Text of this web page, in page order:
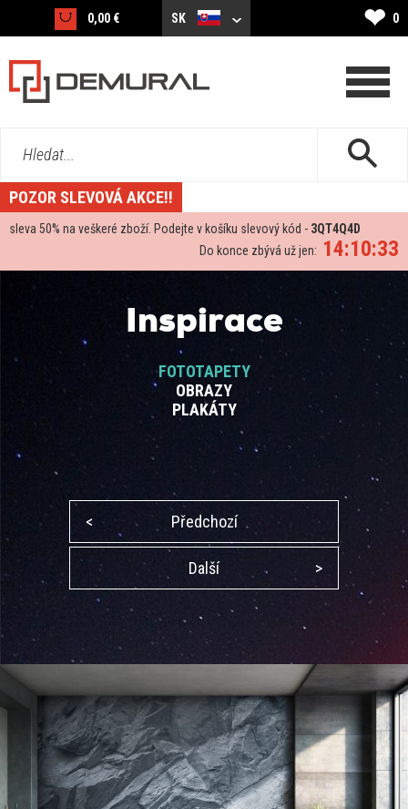
0,00 € SK ❤ 0
Hledat...
POZOR SLEVOVÁ AKCE!!
sleva 50% na veškeré zboží. Podejte v košíku slevový kód - 3QT4Q4D
14:10:32
Do konce zbývá už jen:
Inspirace
FOTOTAPETY
OBRAZY
PLAKÁTY
< Předchozí
Další >